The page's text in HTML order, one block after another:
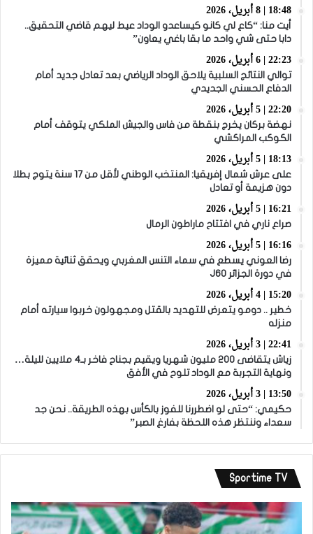
18:48 | 8 أبريل، 2026
أيت منا: “كاع لي كانو كيساعدو الوداد عيط ليهم قاضي التحقيق..
دابا حتى شي واحد ما بقا باغي يعاون”
22:23 | 6 أبريل، 2026
توالي النتائج السلبية يلاحق الوداد الرياضي بعد تعادل جديد أمام
الدفاع الحسني الجديدي
22:20 | 5 أبريل، 2026
نهضة بركان يخرج بنقطة من فاس والجيش الملكي يتوقف أمام
الكوكب المراكشي
18:13 | 5 أبريل، 2026
على عرش شمال إفريقيا: المنتخب الوطني لأقل من 17 سنة يتوج بطلا
دون هزيمة أو تعادل
16:21 | 5 أبريل، 2026
صراع ناري في افتتاح ماراطون الرمال
16:16 | 5 أبريل، 2026
رضا العوني يسطع في سماء التنس المغربي ويحقق ثنائية مميزة
في دورة الجزائر J60
15:20 | 4 أبريل، 2026
خطير .. دومو يتعرض للتهديد بالقتل ومجهولون خربوا سيارته أمام
منزله
22:41 | 3 أبريل، 2026
زياش يتقاضى 200 مليون شهريا ويقيم بجناح فاخر بـ4 ملايين لليلة…
ونهاية التجربة مع الوداد تلوح في الأفق
13:50 | 3 أبريل، 2026
حكيمي: “حتى لو اضطررنا للفوز بالكأس بهذه الطريقة.. نحن جد
سعداء وننتظر هذه اللحظة بفارغ الصبر”
Sportime TV